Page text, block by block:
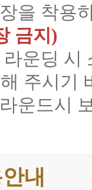
을 착용
금지)
운딩 시
주시기
운드시
내